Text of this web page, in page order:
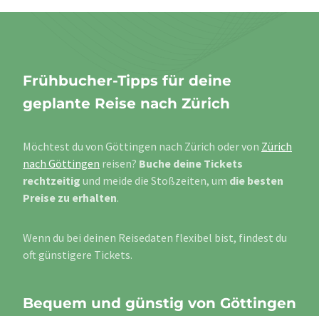
Frühbucher-Tipps für deine
geplante Reise nach Zürich
Möchtest du von Göttingen nach Zürich oder von Zürich
nach Göttingen reisen? Buche deine Tickets
rechtzeitig und meide die Stoßzeiten, um die besten
Preise zu erhalten.
Wenn du bei deinen Reisedaten flexibel bist, findest du
oft günstigere Tickets.
Bequem und günstig von Göttingen